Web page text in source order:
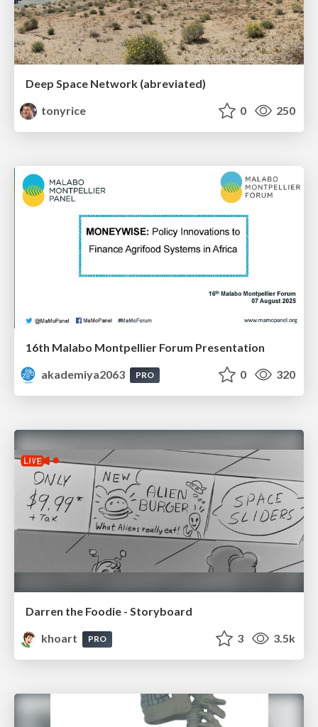
Deep Space Network (abreviated)
tonyrice
0 250
16th Malabo Montpellier Forum Presentation
akademiya2063
PRO 0 320
Darren the Foodie - Storyboard
khoart
PRO 3 3.5k